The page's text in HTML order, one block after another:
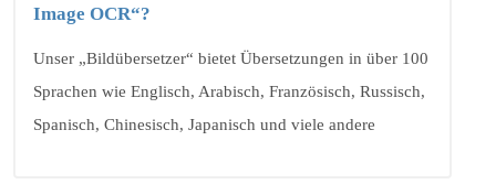
Image OCR“?
Unser „Bildübersetzer“ bietet Übersetzungen in über 100
Sprachen wie Englisch, Arabisch, Französisch, Russisch,
Spanisch, Chinesisch, Japanisch und viele andere